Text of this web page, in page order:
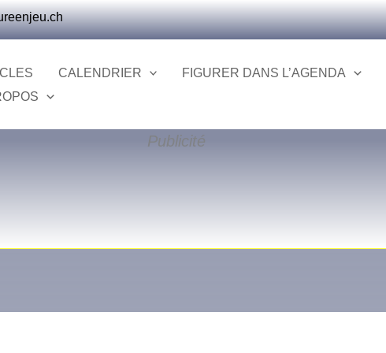
CALENDRIER FIGURER DANS L’AGENDA
Publicité